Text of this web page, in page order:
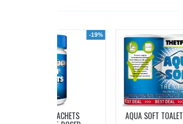
-7%
AQUA SOFT TOALETTPAPIR 6 RULLER